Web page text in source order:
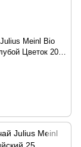
Meinl Bio
Цветок 20